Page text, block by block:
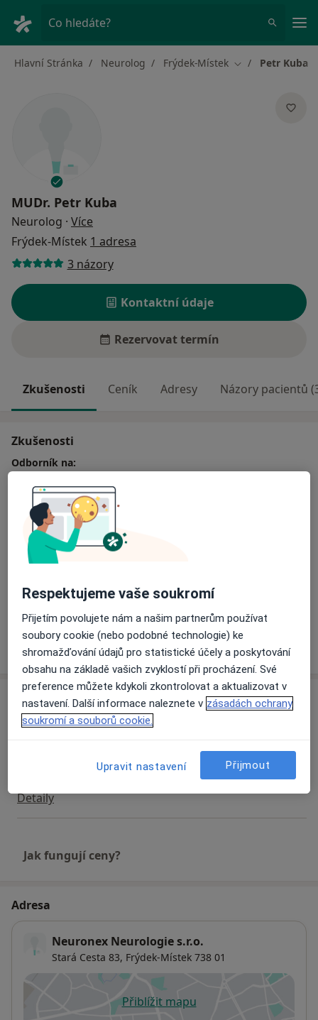
Co hledáte?
Hlavní Stránka Neurolog Frýdek-Místek Změna města
Petr Kuba
MUDr. Petr Kuba
Neurolog · Více
Frýdek-Místek 1 adresa
3 názory
Kontaktní údaje
Rezervovat termín
Zkušenosti Ceník Adresy Názory pacientů
Zkušenosti
Odborník na:
Neurologie
Hlavní léčená onemocnění
Neurologické poruchy
Mdloby
Parkinsonova nemoc
Dospělí
Víceo zkušenostech
Služby a ceník služeb
Diagnostické testy
Detaily
Jak fungují ceny?
Adresa
Neuronex Neurologie s.r.o.
Stará Cesta 83, Frýdek-Místek 738 01
Přiblížit mapuse otevře v nové záložce
Respektujeme vaše soukromí
Přijetím povolujete nám a našim partnerům používat
soubory cookie (nebo podobné technologie) ke
shromažďování údajů pro statistické účely a poskytování
obsahu na základě vašich zvyklostí při procházení. Své
preference můžete kdykoli zkontrolovat a aktualizovat v
nastavení. Další informace naleznete v zásadách ochrany
soukromí a souborů cookie.
Upravit nastavení Přijmout